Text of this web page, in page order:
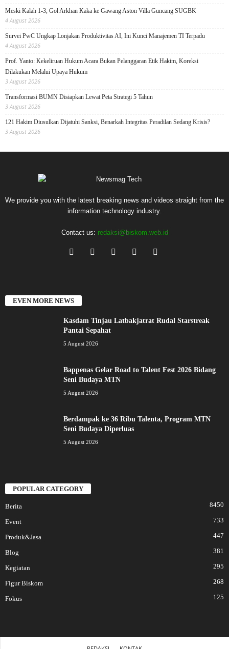
Meski Kalah 1-3, Gol Arkhan Kaka ke Gawang Aston Villa Guncang SUGBK
4 August 2026
Survei PwC Ungkap Lonjakan Produktivitas AI, Ini Kunci Manajemen TI Terpadu
4 August 2026
Prof. Yanto: Kekeliruan Hukum Acara Bukan Pelanggaran Etik Hakim, Koreksi
Dilakukan Melalui Upaya Hukum
3 August 2026
Transformasi BUMN Disiapkan Lewat Peta Strategi 5 Tahun
3 August 2026
121 Hakim Diusulkan Dijatuhi Sanksi, Benarkah Integritas Peradilan Sedang Krisis?
3 August 2026
We provide you with the latest breaking news and videos straight from the
information technology industry.
Contact us: redaksi@biskom.web.id
EVEN MORE NEWS
Kasdam Tinjau Latbakjatrat Rudal Starstreak
Pantai Sepahat
5 August 2026
Bappenas Gelar Road to Talent Fest 2026 Bidang
Seni Budaya MTN
5 August 2026
Berdampak ke 36 Ribu Talenta, Program MTN
Seni Budaya Diperluas
5 August 2026
POPULAR CATEGORY
Berita 8450
Event 733
Produk&Jasa 447
Blog 381
Kegiatan 295
Figur Biskom 268
Fokus 125